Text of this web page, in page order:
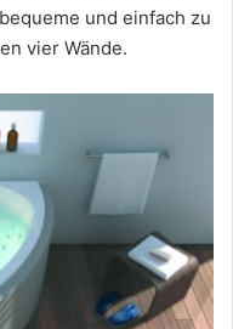
und einfach zu
vier Wände.